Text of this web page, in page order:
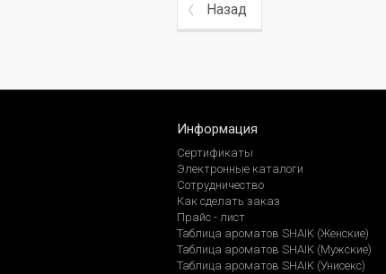
Назад
Информация
Сертификаты
Электронные каталоги
Сотрудничество
Как сделать заказ
Прайс - лист
Таблица ароматов SHAIK (Женские)
Таблица ароматов SHAIK (Мужские)
Таблица ароматов SHAIK (Унисекс)